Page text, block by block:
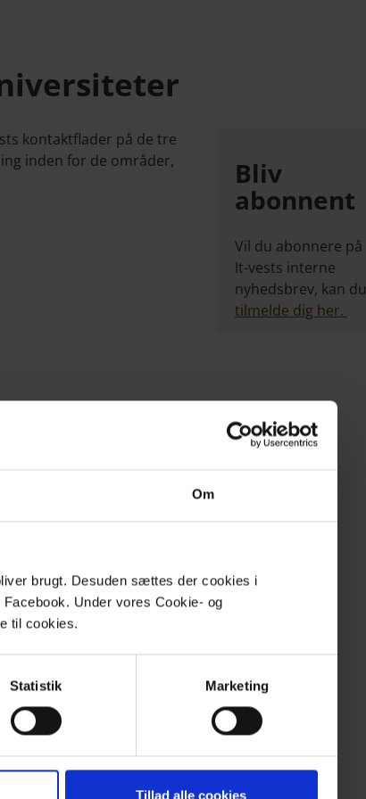
Om
brugt. Desuden sættes der cookies i
Under vores Cookie- og
til cookies.
Statistik Marketing
Tillad alle cookies
kontaktflader på de tre
inden for de områder,
Bliv
abonnent
Vil du abonnere på
It-vests interne
nyhedsbrev, kan du
tilmelde dig her.